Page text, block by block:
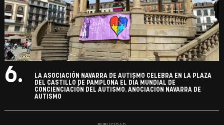
6.
LA ASOCIACIÓN NAVARRA DE AUTISMO CELEBRA EN LA PLAZA
DEL CASTILLO DE PAMPLONA EL DÍA MUNDIAL DE
CONCIENCIACIÓN DEL AUTISMO. ANOCIACION NAVARRA DE
AUTISMO